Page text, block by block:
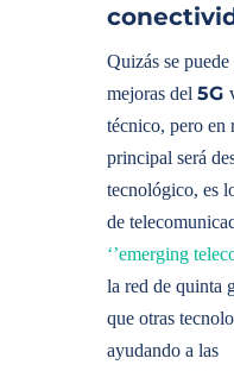
Quizás se
mejoras del 5G
técnico, pero en
principal será
tecnológico, es
de
‘’emerging
la red de quinta
que otras
ayudando a las